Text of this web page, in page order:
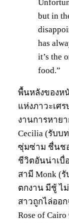
but in
has
it’s the
food.”
พื้นหลังของหนั
แห่งภาวะเศร
งานการหายา
Cecilia (รับบ
ซุ่มซ่าม ชื่นช
ชีวิตอันน่าเบื่
สามี Monk (รั
ตกงาน มีชู้ ไ
สาวถูกไล่ออก
Rose of